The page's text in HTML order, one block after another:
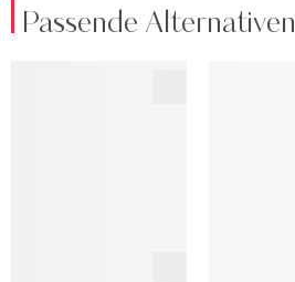
Passende Alternativen